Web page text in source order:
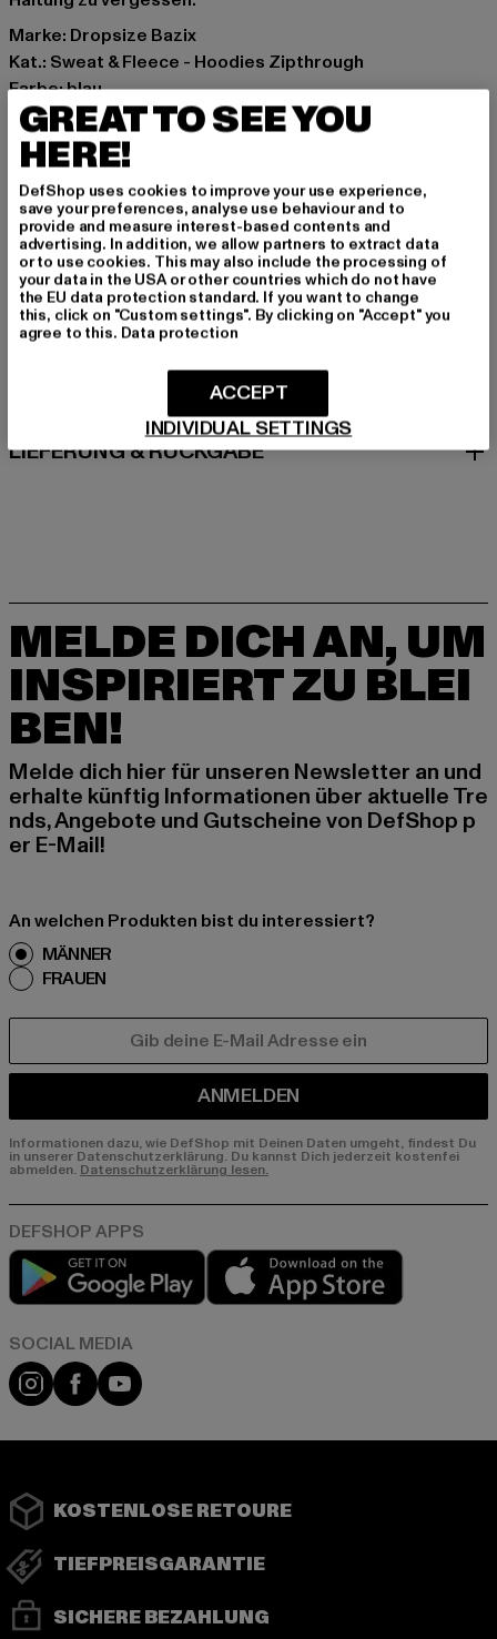
Marke: Dropsize Bazix
Kat.: Sweat & Fleece - Hoodies Zipthrough
Farbe: blau
Hersteller Farbe: babyblue
Materialzusammensetzung: 80% Baumwolle, 20%
Polyester
Art.Nr: BRZH010BLU-00790
Hersteller: Dropsize GmbH |management@dropsize.de
Motzener Straße 6 | 12277 Berlin | DE
GRÖSSE & PASSFORM
LIEFERUNG & RÜCKGABE
MELDE DICH AN, UM
INSPIRIERT ZU BLEI
BEN!
Melde dich hier für unseren Newsletter an und
erhalte künftig Informationen über aktuelle Tre
nds, Angebote und Gutscheine von DefShop p
er E-Mail!
An welchen Produkten bist du interessiert?
MÄNNER
FRAUEN
ANMELDEN
Informationen dazu, wie DefShop mit Deinen Daten umgeht, findest Du
in unserer Datenschutzerklärung. Du kannst Dich jederzeit kostenfei
abmelden. Datenschutzerklärung lesen.
Play market
Instagram
FacebookYouTube
KOSTENLOSE RETOURE
TIEFPREISGARANTIE
SICHERE BEZAHLUNG
GREAT TO SEE YOU
HERE!
DefShop uses cookies to improve your use experience,
save your preferences, analyse use behaviour and to
provide and measure interest-based contents and
advertising. In addition, we allow partners to extract data
or to use cookies. This may also include the processing of
your data in the USA or other countries which do not have
the EU data protection standard. If you want to change
this, click on "Custom settings". By clicking on "Accept" you
agree to this. Data protection
INDIVIDUAL SETTINGS
ACCEPT